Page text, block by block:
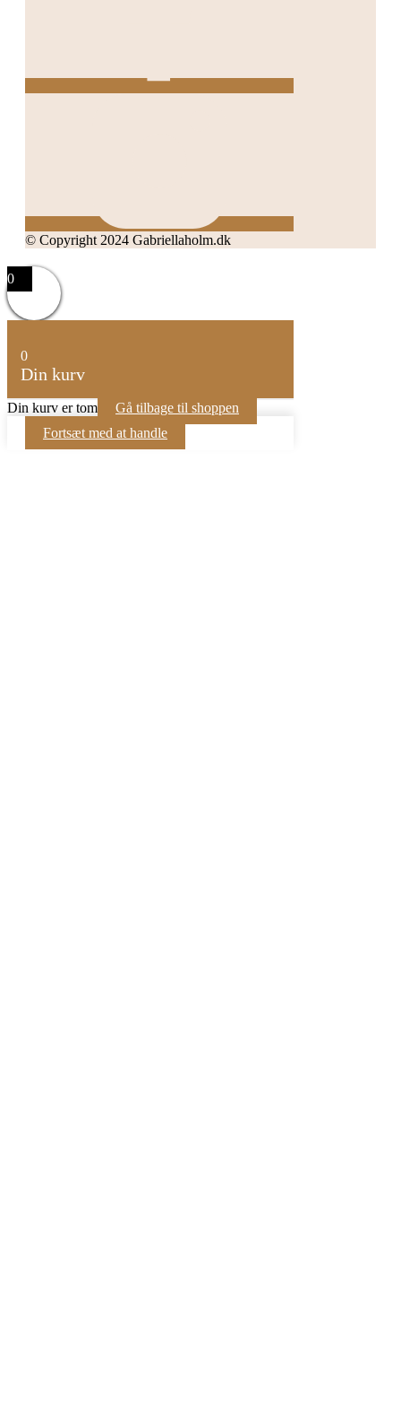
© Copyright 2024 Gabriellaholm.dk
0
0
Din kurv
Din kurv er tom
Gå tilbage til shoppen
Fortsæt med at handle